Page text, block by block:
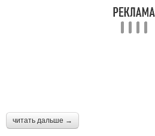
читать дальше →